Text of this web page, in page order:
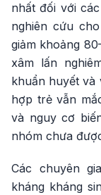
nhất đối với
nghiên cứu
giảm khoảng
xâm lấn
khuẩn huyết và
hợp trẻ vẫn
và nguy cơ
nhóm chưa
Các chuyên
kháng kháng